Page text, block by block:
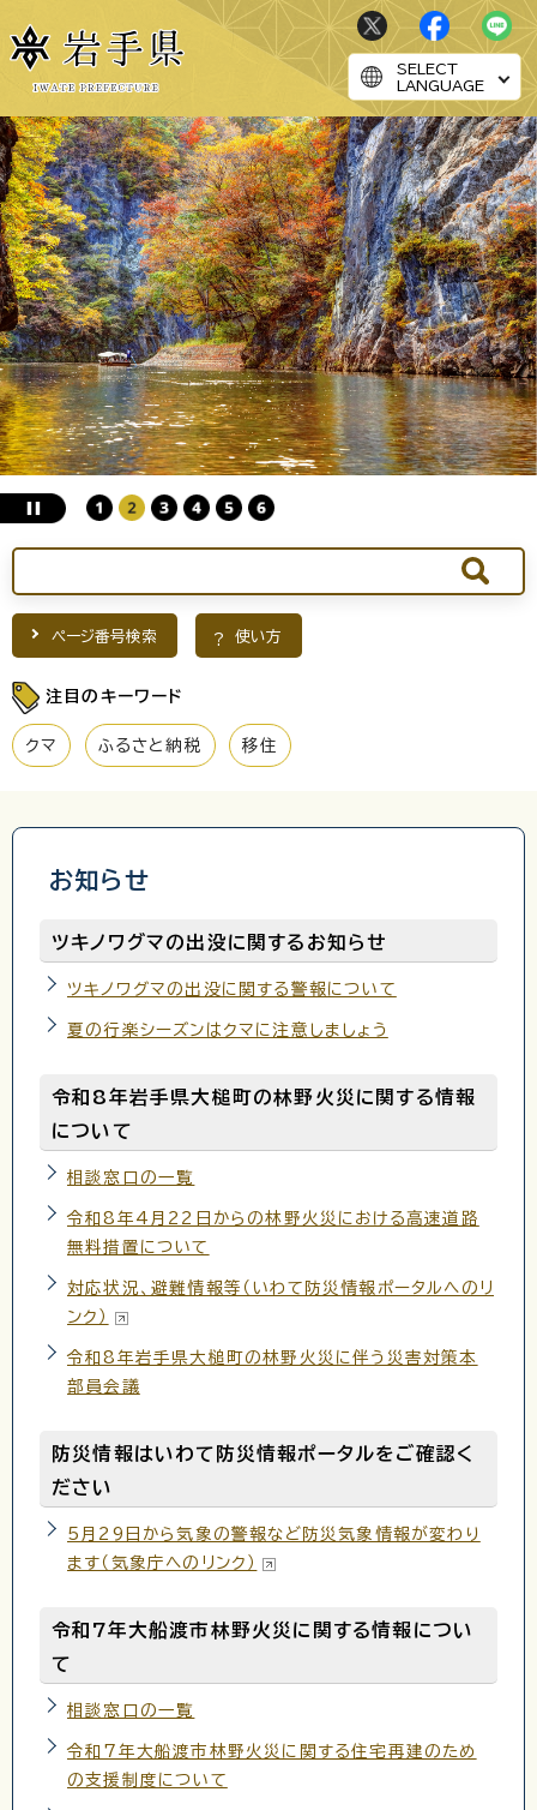
SELECT
LANGUAGE
ページ番号検索 使い方
注目のキーワード
クマ ふるさと納税 移住
お知らせ
ツキノワグマの出没に関するお知らせ
ツキノワグマの出没に関する警報について
夏の行楽シーズンはクマに注意しましょう
令和8年岩手県大槌町の林野火災に関する情報
について
相談窓口の一覧
令和8年4月22日からの林野火災における高速道路
無料措置について
対応状況、避難情報等（いわて防災情報ポータルへのリ
ンク）
令和8年岩手県大槌町の林野火災に伴う災害対策本
部員会議
防災情報はいわて防災情報ポータルをご確認く
ださい
5月29日から気象の警報など防災気象情報が変わり
ます（気象庁へのリンク）
令和7年大船渡市林野火災に関する情報につい
て
相談窓口の一覧
令和7年大船渡市林野火災に関する住宅再建のため
の支援制度について